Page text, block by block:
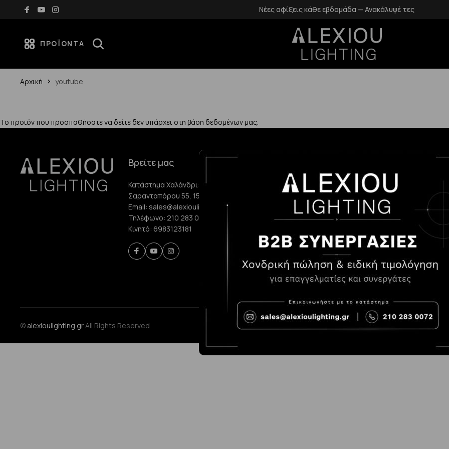
Δωρεάν μεταφορικά για αγορές άνω των 70€ Νέες αφίξεις κάθε εβδομάδα — Ανακάλυψέ τες
ΠΡΟΪΌΝΤΑ
Αρχική youtube
Το προϊόν που προσπαθήσατε να δείτε δεν υπάρχει στη βάση δεδομένων μας.
Βρείτε μας
Κατάστημα Χαλάνδρι:
Σαρανταπόρου 55, 15232, Χαλάνδρι
Email: sales@alexioulighting.gr
Τηλέφωνο: 210 283 0072
Κινητό: 6983123181
Η Εταιρεία μας
Επικοινωνία
Blog
Τρόποι Παραγγελίας
Τρόποι Αποστολής και
κόστος
Επιστροφές
Προστασία
Δεδομένων
Όροι χρήσης
Cookies
Consent
© alexioulighting.grAll Rights Reserved